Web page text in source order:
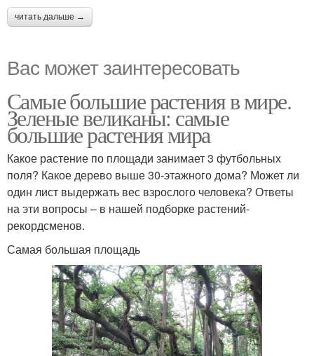
читать дальше →
Вас может заинтересовать
Самые большие растения в мире.
Зеленые великаны: самые
большие растения мира
Какое растение по площади занимает 3 футбольных
поля? Какое дерево выше 30-этажного дома? Может ли
один лист выдержать вес взрослого человека? Ответы
на эти вопросы – в нашей подборке растений-
рекордсменов.
Самая большая площадь